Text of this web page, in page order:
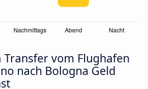
Transfer vom Flughafen
nach Bologna Geld